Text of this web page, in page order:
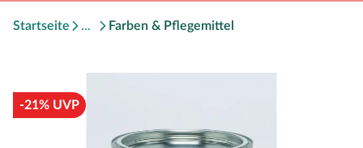
Startseite Farben & Pflegemittel
-21% UVP